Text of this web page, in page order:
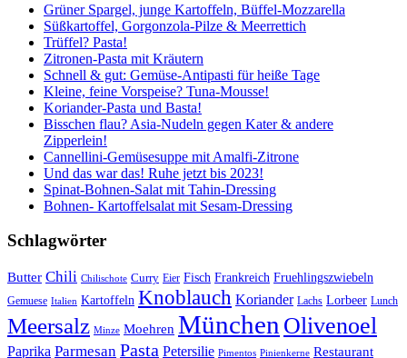
Grüner Spargel, junge Kartoffeln, Büffel-Mozzarella
Süßkartoffel, Gorgonzola-Pilze & Meerrettich
Trüffel? Pasta!
Zitronen-Pasta mit Kräutern
Schnell & gut: Gemüse-Antipasti für heiße Tage
Kleine, feine Vorspeise? Tuna-Mousse!
Koriander-Pasta und Basta!
Bisschen flau? Asia-Nudeln gegen Kater & andere
Zipperlein!
Cannellini-Gemüsesuppe mit Amalfi-Zitrone
Und das war das! Ruhe jetzt bis 2023!
Spinat-Bohnen-Salat mit Tahin-Dressing
Bohnen- Kartoffelsalat mit Sesam-Dressing
Schlagwörter
Butter Chili Chilischote Curry Eier Fisch Frankreich Fruehlingszwiebeln
Gemuese Italien Kartoffeln Knoblauch Koriander Lachs Lorbeer Lunch
Meersalz Minze Moehren München Olivenoel
Paprika Parmesan Pasta Petersilie Pimentos Pinienkerne Restaurant